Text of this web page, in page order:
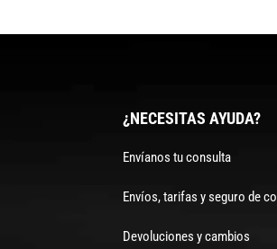
¿NECESITAS AYUDA?
Envíanos tu consulta
Envíos, tarifas y seguro de
Devoluciones y cambios